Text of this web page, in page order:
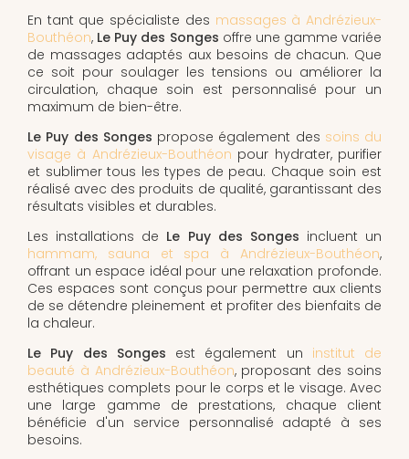
En tant que spécialiste des massages à Andrézieux-
Bouthéon, Le Puy des Songes offre une gamme variée
de massages adaptés aux besoins de chacun. Que
ce soit pour soulager les tensions ou améliorer la
circulation, chaque soin est personnalisé pour un
maximum de bien-être.
Le Puy des Songes propose également des soins du
visage à Andrézieux-Bouthéon pour hydrater, purifier
et sublimer tous les types de peau. Chaque soin est
réalisé avec des produits de qualité, garantissant des
résultats visibles et durables.
Les installations de Le Puy des Songes incluent un
hammam, sauna et spa à Andrézieux-Bouthéon,
offrant un espace idéal pour une relaxation profonde.
Ces espaces sont conçus pour permettre aux clients
de se détendre pleinement et profiter des bienfaits de
la chaleur.
Le Puy des Songes est également un institut de
beauté à Andrézieux-Bouthéon, proposant des soins
esthétiques complets pour le corps et le visage. Avec
une large gamme de prestations, chaque client
bénéficie d'un service personnalisé adapté à ses
besoins.